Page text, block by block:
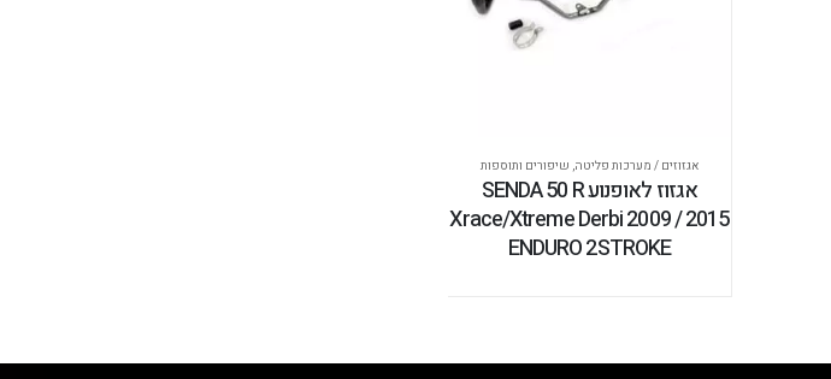
אגזוזים / מערכות פליטה, שיפורים ותוספות
אגזוז לאופנוע SENDA 50 R
Xrace/Xtreme Derbi 2009 / 2015
ENDURO 2STROKE